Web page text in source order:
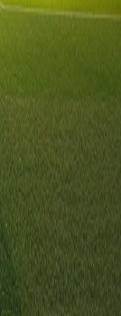
en wordt